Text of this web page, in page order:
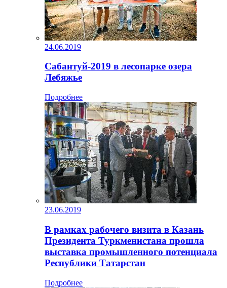
24.06.2019
Сабантуй-2019 в лесопарке озера
Лебяжье
Подробнее
23.06.2019
В рамках рабочего визита в Казань
Президента Туркменистана прошла
выставка промышленного потенциала
Республики Татарстан
Подробнее